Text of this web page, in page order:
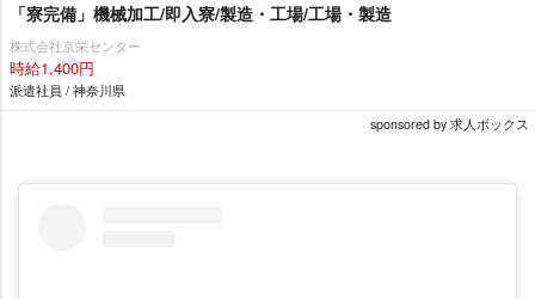
「寮完備」機械加工/即入寮/製造・工場/工場・製造
株式会社京栄センター
時給1,400円
派遣社員 / 神奈川県
sponsored by 求人ボックス